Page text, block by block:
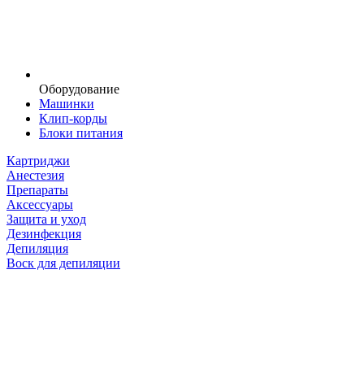
Оборудование
Машинки
Клип-корды
Блоки питания
Картриджи
Анестезия
Препараты
Аксессуары
Защита и уход
Дезинфекция
Депиляция
Воск для депиляции